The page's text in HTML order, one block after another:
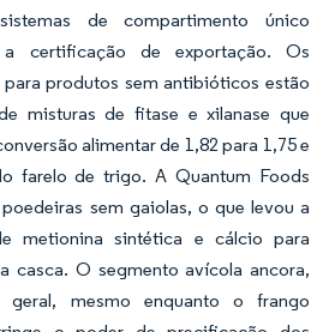
de compartimento único
a certificação de exportação. Os
produtos sem antibióticos estão
misturas de fitase e xilanase que
alimentar de 1,82 para 1,75 e
farelo de trigo. A Quantum Foods
sem gaiolas, o que levou a
metionina sintética e cálcio para
casca. O segmento avícola ancora,
geral, mesmo enquanto o frango